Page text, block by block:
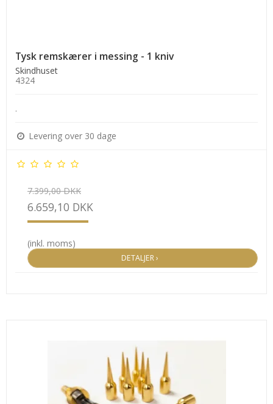
Tysk remskærer i messing - 1 kniv
Skindhuset
4324
.
Levering over 30 dage
7.399,00 DKK
6.659,10 DKK
(inkl. moms)
DETALJER ›